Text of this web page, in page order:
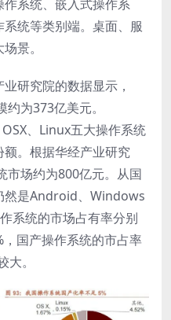
系统、嵌入式操作系
统等类别端。桌面、服
景。
研究院的数据显示，
为373亿美元。
、Linux五大操作系统
。根据华经产业研究
市场约为800亿元。从国
然是Android、Windows
系统的市场占有率分别
国产操作系统的市占率
。